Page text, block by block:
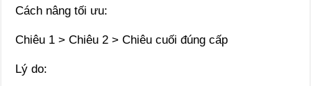
Cách nâng tối ưu:
Chiêu 1 > Chiêu 2 > Chiêu cuối đúng cấp
Lý do: